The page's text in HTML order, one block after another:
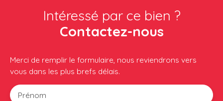
Intéressé par ce bien ?
Contactez-nous
Merci de remplir le formulaire, nous reviendrons vers
vous dans les plus brefs délais.
Prénom